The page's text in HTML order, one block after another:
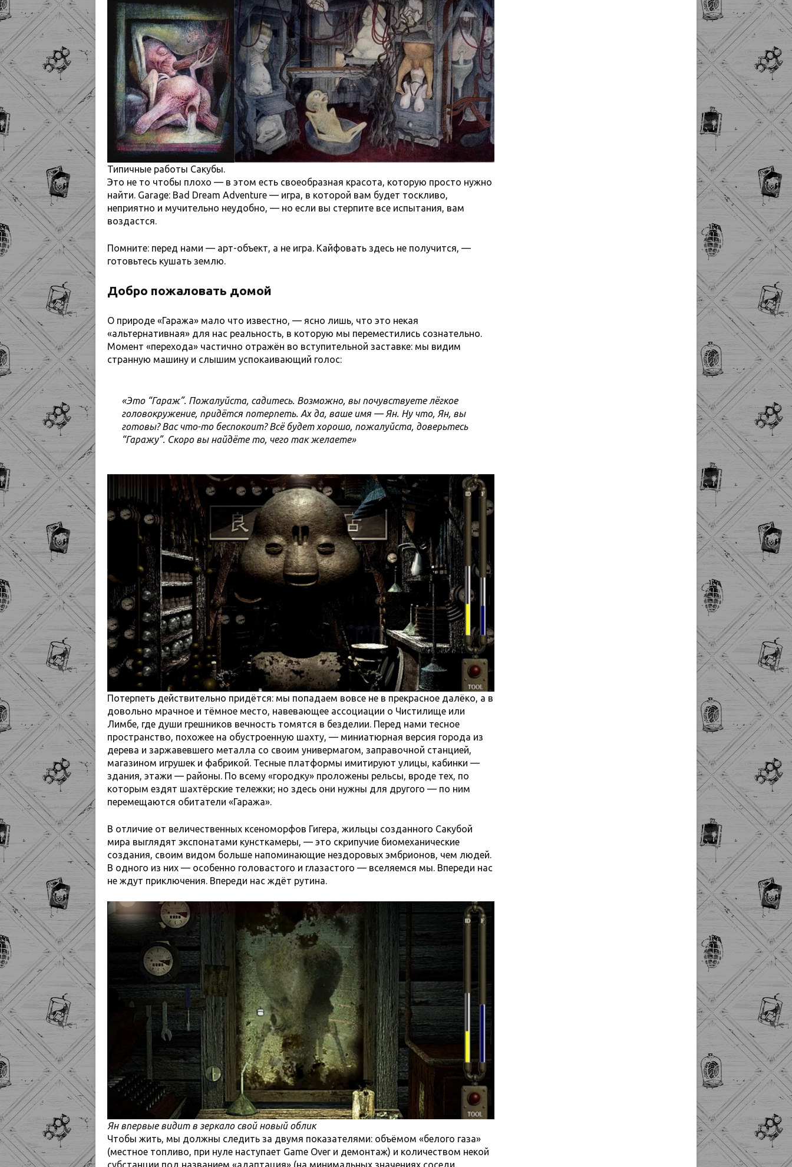
Типичные работы Сакубы.
Это не то чтобы плохо — в этом есть своеобразная красота, которую просто нужно
найти. Garage: Bad Dream Adventure — игра, в которой вам будет тоскливо,
неприятно и мучительно неудобно, — но если вы стерпите все испытания, вам
воздастся.
Помните: перед нами — арт-объект, а не игра. Кайфовать здесь не получится, —
готовьтесь кушать землю.
Добро пожаловать домой
О природе «Гаража» мало что известно, — ясно лишь, что это некая
«альтернативная» для нас реальность, в которую мы переместились сознательно.
Момент «перехода» частично отражён во вступительной заставке: мы видим
странную машину и слышим успокаивающий голос:
«Это “Гараж”. Пожалуйста, садитесь. Возможно, вы почувствуете лёгкое
головокружение, придётся потерпеть. Ах да, ваше имя — Ян. Ну что, Ян, вы
готовы? Вас что-то беспокоит? Всё будет хорошо, пожалуйста, доверьтесь
“Гаражу”. Скоро вы найдёте то, чего так желаете»
Потерпеть действительно придётся: мы попадаем вовсе не в прекрасное далёко, а в
довольно мрачное и тёмное место, навевающее ассоциации о Чистилище или
Лимбе, где души грешников вечность томятся в безделии. Перед нами тесное
пространство, похожее на обустроенную шахту, — миниатюрная версия города из
дерева и заржавевшего металла со своим универмагом, заправочной станцией,
магазином игрушек и фабрикой. Тесные платформы имитируют улицы, кабинки —
здания, этажи — районы. По всему «городку» проложены рельсы, вроде тех, по
которым ездят шахтёрские тележки; но здесь они нужны для другого — по ним
перемещаются обитатели «Гаража».
В отличие от величественных ксеноморфов Гигера, жильцы созданного Сакубой
мира выглядят экспонатами кунсткамеры, — это скрипучие биомеханические
создания, своим видом больше напоминающие нездоровых эмбрионов, чем людей.
В одного из них — особенно головастого и глазастого — вселяемся мы. Впереди нас
не ждут приключения. Впереди нас ждёт рутина.
Ян впервые видит в зеркало свой новый облик
Чтобы жить, мы должны следить за двумя показателями: объёмом «белого газа»
(местное топливо, при нуле наступает Game Over и демонтаж) и количеством некой
субстанции под названием «адаптация» (на минимальных значениях соседи